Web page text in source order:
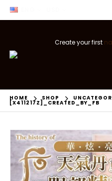
Create your first
HOME SHOP
[X411217Z]_CREATED_BY_FB